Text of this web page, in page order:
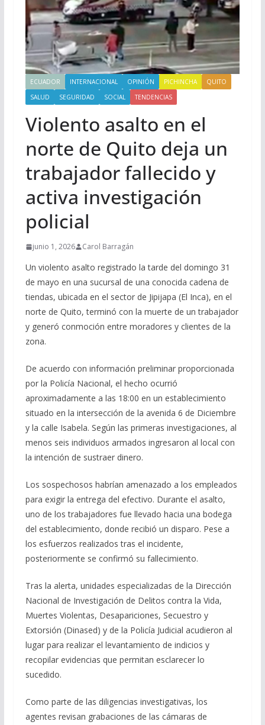
ECUADOR INTERNACIONAL OPINIÓN PICHINCHA
QUITO
SALUD
SEGURIDAD SOCIAL TENDENCIAS
Violento asalto en el
norte de Quito deja un
trabajador fallecido y
activa investigación
policial
junio 1, 2026 Carol Barragán
Un violento asalto registrado la tarde del domingo 31
de mayo en una sucursal de una conocida cadena de
tiendas, ubicada en el sector de Jipijapa (El Inca), en el
norte de Quito, terminó con la muerte de un trabajador
y generó conmoción entre moradores y clientes de la
zona.
De acuerdo con información preliminar proporcionada
por la Policía Nacional, el hecho ocurrió
aproximadamente a las 18:00 en un establecimiento
situado en la intersección de la avenida 6 de Diciembre
y la calle Isabela. Según las primeras investigaciones, al
menos seis individuos armados ingresaron al local con
la intención de sustraer dinero.
Los sospechosos habrían amenazado a los empleados
para exigir la entrega del efectivo. Durante el asalto,
uno de los trabajadores fue llevado hacia una bodega
del establecimiento, donde recibió un disparo. Pese a
los esfuerzos realizados tras el incidente,
posteriormente se confirmó su fallecimiento.
Tras la alerta, unidades especializadas de la Dirección
Nacional de Investigación de Delitos contra la Vida,
Muertes Violentas, Desapariciones, Secuestro y
Extorsión (Dinased) y de la Policía Judicial acudieron al
lugar para realizar el levantamiento de indicios y
recopilar evidencias que permitan esclarecer lo
sucedido.
Como parte de las diligencias investigativas, los
agentes revisan grabaciones de las cámaras de